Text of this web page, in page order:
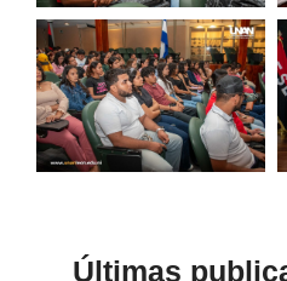
Últimas